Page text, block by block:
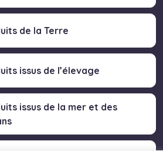
de la Terre
issus de l’élevage
issus de la mer et des